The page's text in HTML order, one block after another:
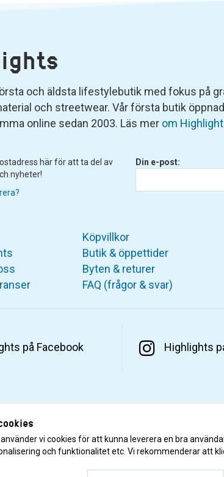
och äldsta lifestylebutik med fokus på
och streetwear. Vår första butik
online sedan 2003. Läs mer om
här för att ta del av
nyheter!
Din e-post:
Köpvillkor
Butik & öppettider
Byten & returer
FAQ (frågor & svar)
på Facebook Highlights
KR Distribution AB.
använder vi cookies för att kunna leverera en bra
och funktionalitet etc. Vi rekommenderar att